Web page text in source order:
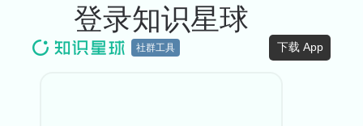
社群工具 下载 App
登录知识星球